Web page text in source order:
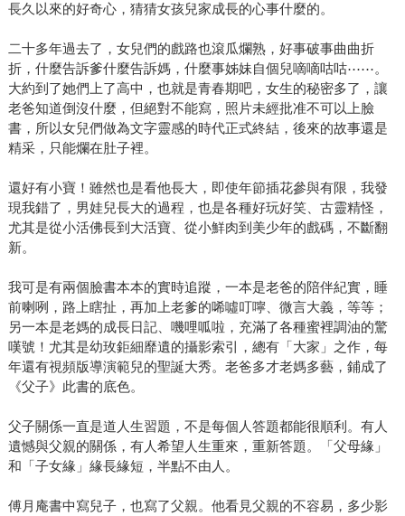
長久以來的好奇心，猜猜女孩兒家成長的心事什麼的。
二十多年過去了，女兒們的戲路也滾瓜爛熟，好事破事曲曲折
折，什麼告訴爹什麼告訴媽，什麼事姊妹自個兒嘀嘀咕咕⋯⋯。
大約到了她們上了高中，也就是青春期吧，女生的秘密多了，讓
老爸知道倒沒什麼，但絕對不能寫，照片未經批准不可以上臉
書，所以女兒們做為文字靈感的時代正式終結，後來的故事還是
精采，只能爛在肚子裡。
還好有小寶！雖然也是看他長大，即使年節插花參與有限，我發
現我錯了，男娃兒長大的過程，也是各種好玩好笑、古靈精怪，
尤其是從小活佛長到大活寶、從小鮮肉到美少年的戲碼，不斷翻
新。
我可是有兩個臉書本本的實時追蹤，一本是老爸的陪伴紀實，睡
前喇咧，路上瞎扯，再加上老爹的唏噓叮嚀、微言大義，等等；
另一本是老媽的成長日記、嘰哩呱啦，充滿了各種蜜裡調油的驚
嘆號！尤其是幼玫鉅細靡遺的攝影索引，總有「大家」之作，每
年還有視頻版導演範兒的聖誕大秀。老爸多才老媽多藝，鋪成了
《父子》此書的底色。
父子關係一直是道人生習題，不是每個人答題都能很順利。有人
遺憾與父親的關係，有人希望人生重來，重新答題。「父母緣」
和「子女緣」緣長緣短，半點不由人。
傅月庵書中寫兒子，也寫了父親。他看見父親的不容易，多少影